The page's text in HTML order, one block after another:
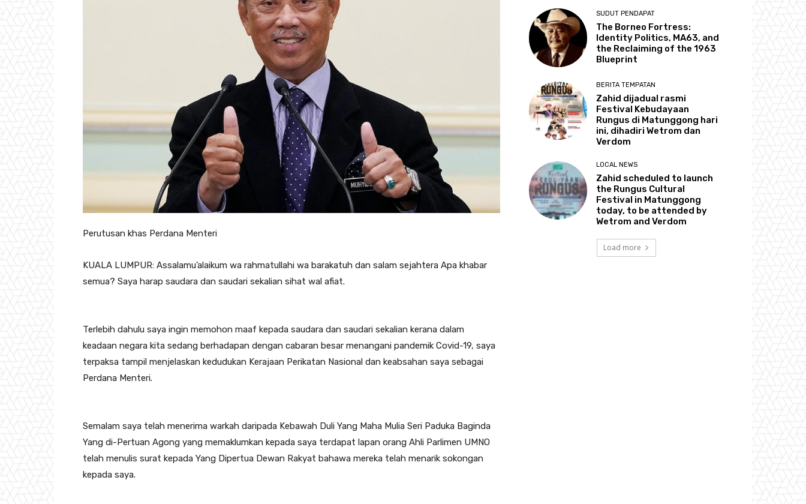
Perutusan khas Perdana Menteri
KUALA LUMPUR: Assalamu’alaikum wa rahmatullahi wa barakatuh dan salam sejahtera Apa khabar
semua? Saya harap saudara dan saudari sekalian sihat wal afiat.
Terlebih dahulu saya ingin memohon maaf kepada saudara dan saudari sekalian kerana dalam
keadaan negara kita sedang berhadapan dengan cabaran besar menangani pandemik Covid-19, saya
terpaksa tampil menjelaskan kedudukan Kerajaan Perikatan Nasional dan keabsahan saya sebagai
Perdana Menteri.
Semalam saya telah menerima warkah daripada Kebawah Duli Yang Maha Mulia Seri Paduka Baginda
Yang di-Pertuan Agong yang memaklumkan kepada saya terdapat lapan orang Ahli Parlimen UMNO
telah menulis surat kepada Yang Dipertua Dewan Rakyat bahawa mereka telah menarik sokongan
kepada saya.
SUDUT PENDAPAT
The Borneo Fortress:
Identity Politics, MA63, and
the Reclaiming of the 1963
Blueprint
BERITA TEMPATAN
Zahid dijadual rasmi
Festival Kebudayaan
Rungus di Matunggong hari
ini, dihadiri Wetrom dan
Verdom
LOCAL NEWS
Zahid scheduled to launch
the Rungus Cultural
Festival in Matunggong
today, to be attended by
Wetrom and Verdom
Load more